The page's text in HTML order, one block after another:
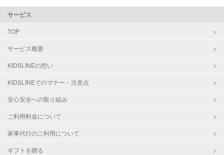
資格 なし
対応可能/特徴
サービス
TOP
サービス概要
KIDSLINEの想い
KIDSLINEでのマナー・注意点
安心安全への取り組み
ご利用料金について
家事代行のご利用について
ギフトを贈る